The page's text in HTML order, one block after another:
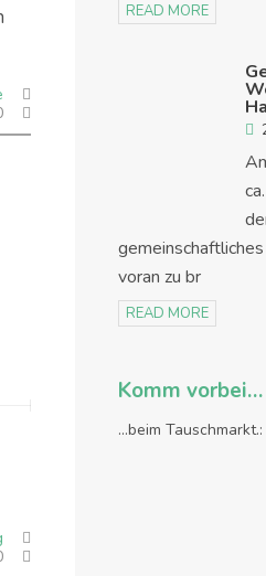
READ MORE
voran zu br
READ MORE
Komm vorbei…
...beim Tauschmarkt.: